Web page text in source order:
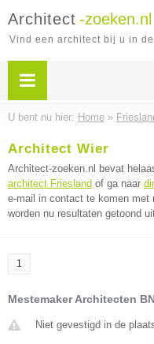
Architect -zoeken.nl
Vind een architect bij u in
U bent nu hier: Home »
Architect Wier
Architect-zoeken.nl bevat
architect Friesland of ga naar
e-mail in contact te komen met
worden nu resultaten getoond
1
Mestemaker Architecten
Niet gevestigd in de